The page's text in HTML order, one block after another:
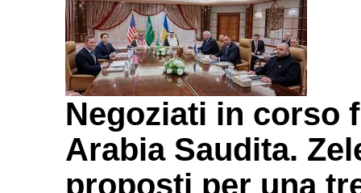
Negoziati in corso
Arabia Saudita.
proposti per una